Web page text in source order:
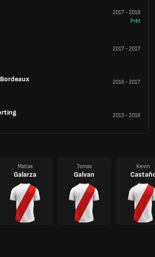
2017-2018
Prêt
2017-2017
2016-2017
2013-2016
Matias
Galarza
Tomas
Galvan
Kevin